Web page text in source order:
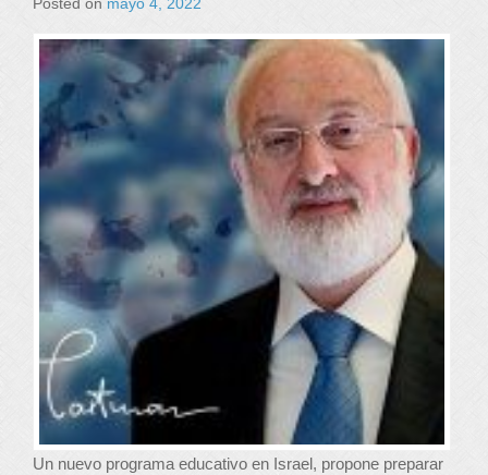
Un nuevo programa educativo en Israel, propone preparar